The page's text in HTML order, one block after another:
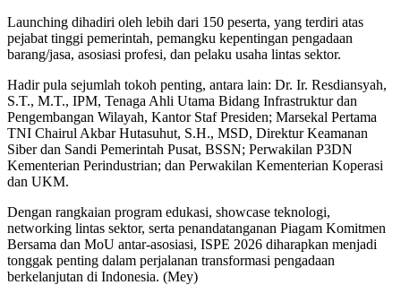
Launching dihadiri oleh lebih dari 150 peserta, yang terdiri atas
pejabat tinggi pemerintah, pemangku kepentingan pengadaan
barang/jasa, asosiasi profesi, dan pelaku usaha lintas sektor.
Hadir pula sejumlah tokoh penting, antara lain: Dr. Ir. Resdiansyah,
S.T., M.T., IPM, Tenaga Ahli Utama Bidang Infrastruktur dan
Pengembangan Wilayah, Kantor Staf Presiden; Marsekal Pertama
TNI Chairul Akbar Hutasuhut, S.H., MSD, Direktur Keamanan
Siber dan Sandi Pemerintah Pusat, BSSN; Perwakilan P3DN
Kementerian Perindustrian; dan Perwakilan Kementerian Koperasi
dan UKM.
Dengan rangkaian program edukasi, showcase teknologi,
networking lintas sektor, serta penandatanganan Piagam Komitmen
Bersama dan MoU antar-asosiasi, ISPE 2026 diharapkan menjadi
tonggak penting dalam perjalanan transformasi pengadaan
berkelanjutan di Indonesia. (Mey)